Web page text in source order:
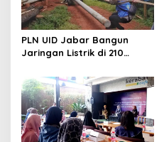
PLN UID Jabar Bangun
Jaringan Listrik di 210